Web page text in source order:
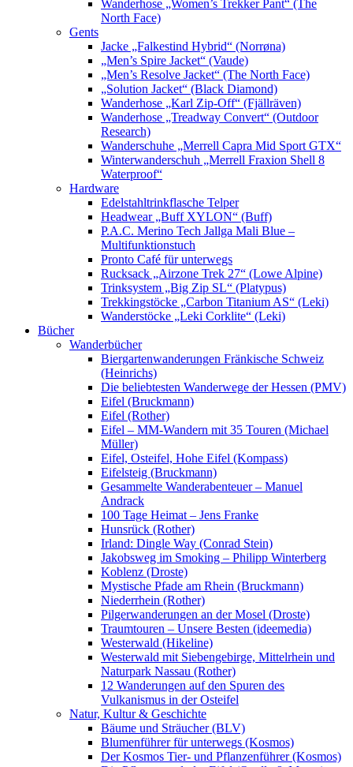
Wanderhose „Women’s Trekker Pant“ (The
North Face)
Gents
Jacke „Falkestind Hybrid“ (Norrøna)
„Men’s Spire Jacket“ (Vaude)
„Men’s Resolve Jacket“ (The North Face)
„Solution Jacket“ (Black Diamond)
Wanderhose „Karl Zip-Off“ (Fjällräven)
Wanderhose „Treadway Convert“ (Outdoor
Research)
Wanderschuhe „Merrell Capra Mid Sport GTX“
Winterwanderschuh „Merrell Fraxion Shell 8
Waterproof“
Hardware
Edelstahltrinkflasche Telper
Headwear „Buff XYLON“ (Buff)
P.A.C. Merino Tech Jallga Mali Blue –
Multifunktionstuch
Pronto Café für unterwegs
Rucksack „Airzone Trek 27“ (Lowe Alpine)
Trinksystem „Big Zip SL“ (Platypus)
Trekkingstöcke „Carbon Titanium AS“ (Leki)
Wanderstöcke „Leki Corklite“ (Leki)
Bücher
Wanderbücher
Biergartenwanderungen Fränkische Schweiz
(Heinrichs)
Die beliebtesten Wanderwege der Hessen (PMV)
Eifel (Bruckmann)
Eifel (Rother)
Eifel – MM-Wandern mit 35 Touren (Michael
Müller)
Eifel, Osteifel, Hohe Eifel (Kompass)
Eifelsteig (Bruckmann)
Gesammelte Wanderabenteuer – Manuel
Andrack
100 Tage Heimat – Jens Franke
Hunsrück (Rother)
Irland: Dingle Way (Conrad Stein)
Jakobsweg im Smoking – Philipp Winterberg
Koblenz (Droste)
Mystische Pfade am Rhein (Bruckmann)
Niederrhein (Rother)
Pilgerwanderungen an der Mosel (Droste)
Traumtouren – Unsere Besten (ideemedia)
Westerwald (Hikeline)
Westerwald mit Siebengebirge, Mittelrhein und
Naturpark Nassau (Rother)
12 Wanderungen auf den Spuren des
Vulkanismus in der Osteifel
Natur, Kultur & Geschichte
Bäume und Sträucher (BLV)
Blumenführer für unterwegs (Kosmos)
Der Kosmos Tier- und Pflanzenführer (Kosmos)